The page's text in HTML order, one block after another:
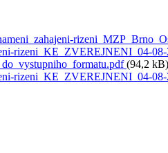
rizeni_KE_ZVEREJNENI_04-
(94,2 kB)
rizeni_KE_ZVEREJNENI_04-